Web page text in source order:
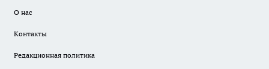
О нас
Контакты
Редакционная политика